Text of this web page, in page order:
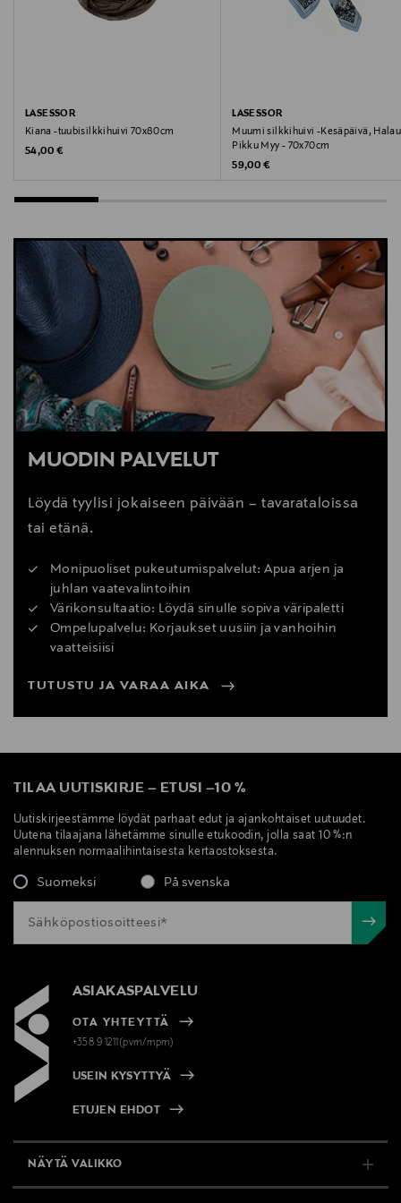
Avainsanat
LASESSOR
Kiana -tuubisilkkihuivi 70x80cm
Original Price
54,00 €
LASESSOR
Muumi silkkihuivi -Kesäpäivä,
Pikku Myy - 70x70cm
Original Price
59,00 €
MUODIN PALVELUT
Löydä tyylisi jokaiseen päivään – tavarataloissa
tai etänä.
Monipuoliset pukeutumispalvelut: Apua arjen ja
juhlan vaatevalintoihin
Värikonsultaatio: Löydä sinulle sopiva väripaletti
Ompelupalvelu: Korjaukset uusiin ja vanhoihin
vaatteisiisi
TUTUSTU JA VARAA AIKA
TILAA UUTISKIRJE – ETUSI –10 %
Uutiskirjeestämme löydät parhaat edut ja ajankohtaiset uutuudet.
Uutena tilaajana lähetämme sinulle etukoodin, jolla saat 10 %:n
alennuksen normaalihintaisesta kertaostoksesta.
Suomeksi På svenska
ASIAKASPALVELU
OTA YHTEYTTÄ
+358 9 1211(pvm/mpm)
USEIN KYSYTTYÄ
ETUJEN EHDOT
NÄYTÄ VALIKKO